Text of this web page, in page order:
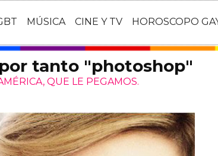
MÚSICA CINE Y TV HOROSCOPO
tanto "photoshop"
QUE LE PEGAMOS.